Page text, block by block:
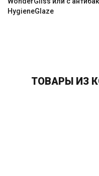
HygieneGlaze
ТОВАРЫ ИЗ